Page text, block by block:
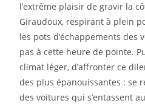
l’extrême plaisir de gravir la
Giraudoux, respirant à plein
les pots d’échappements des
pas à cette heure de pointe.
climat léger, d’affronter ce
des plus épanouissantes : se
des voitures qui s’entassent